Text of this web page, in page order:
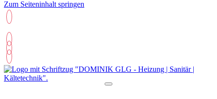
Zum Seiteninhalt springen
06244 5135